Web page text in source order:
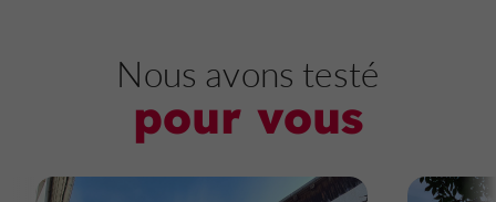
Nous avons testé
pour vous